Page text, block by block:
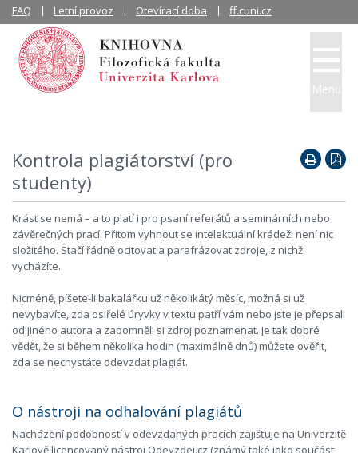
Kontrola plagiátorství (pro
studenty)
Krást se nemá – a to platí i pro psaní referátů a seminárních nebo
závěrečných prací. Přitom vyhnout se intelektuální krádeži není nic
složitého. Stačí řádně ocitovat a parafrázovat zdroje, z nichž
vycházíte.
Nicméně, píšete-li bakalářku už několikátý měsíc, možná si už
nevybavíte, zda osiřelé úryvky v textu patří vám nebo jste je přepsali
od jiného autora a zapomněli si zdroj poznamenat. Je tak dobré
vědět, že si během několika hodin (maximálně dnů) můžete ověřit,
zda se nechystáte odevzdat plagiát.
O nástroji na odhalování plagiátů
Nacházení podobností v odevzdaných pracích zajišťuje na Univerzitě
Karlově licencovaný nástroj Odevzdej.cz (známý také jako součást
Menu
FAQ Letní provoz Otevírací doba ff.cuni.cz